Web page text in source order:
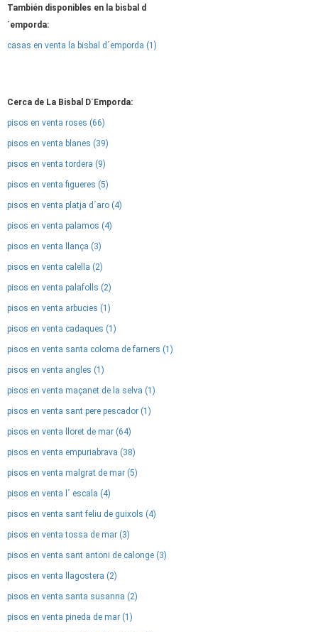
También disponibles en la bisbal d
´emporda:
casas en venta la bisbal d´emporda (1)
Cerca de La Bisbal D´Emporda:
pisos en venta roses (66)
pisos en venta blanes (39)
pisos en venta tordera (9)
pisos en venta figueres (5)
pisos en venta platja d´aro (4)
pisos en venta palamos (4)
pisos en venta llança (3)
pisos en venta calella (2)
pisos en venta palafolls (2)
pisos en venta arbucies (1)
pisos en venta cadaques (1)
pisos en venta santa coloma de farners (1)
pisos en venta angles (1)
pisos en venta maçanet de la selva (1)
pisos en venta sant pere pescador (1)
pisos en venta lloret de mar (64)
pisos en venta empuriabrava (38)
pisos en venta malgrat de mar (5)
pisos en venta l´ escala (4)
pisos en venta sant feliu de guixols (4)
pisos en venta tossa de mar (3)
pisos en venta sant antoni de calonge (3)
pisos en venta llagostera (2)
pisos en venta santa susanna (2)
pisos en venta pineda de mar (1)